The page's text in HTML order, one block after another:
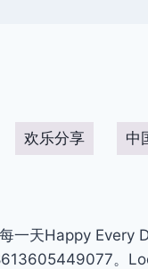
欢乐分享 中
一天Happy Every
。